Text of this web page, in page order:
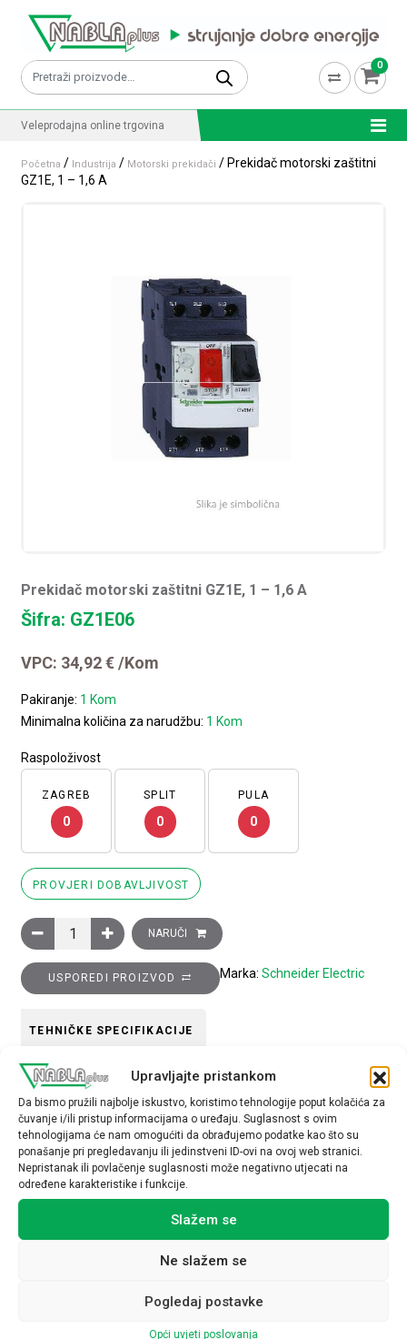
Upravljajte pristankom
Da bismo pružili najbolje iskustvo, koristimo tehnologije poput kolačića za
čuvanje i/ili pristup informacijama o uređaju. Suglasnost s ovim
tehnologijama će nam omogućiti da obrađujemo podatke kao što su
ponašanje pri pregledavanju ili jedinstveni ID-ovi na ovoj web stranici.
Nepristanak ili povlačenje suglasnosti može negativno utjecati na
određene karakteristike i funkcije.
Slažem se
Ne slažem se
Pogledaj postavke
Opći uvjeti poslovanja
Pretraži: 0
Veleprodajna online trgovina
Početna / Industrija / Motorski prekidači / Prekidač motorski zaštitni
GZ1E, 1 – 1,6 A
Prekidač motorski zaštitni GZ1E, 1 – 1,6 A
Šifra: GZ1E06
VPC: 34,92€ /Kom
Pakiranje: 1 Kom
Minimalna količina za narudžbu: 1 Kom
Raspoloživost
ZAGREB
0
SPLIT
0
PULA
0
PROVJERI DOBAVLJIVOST
Prekidač motorski zaštitni GZ1E, 1 - 1,6 A količina
NARUČI
USPOREDI PROIZVOD Marka: Schneider Electric
TEHNIČKE SPECIFIKACIJE
Podešenje struje (A)
1-1,6
Povezani proizvodi